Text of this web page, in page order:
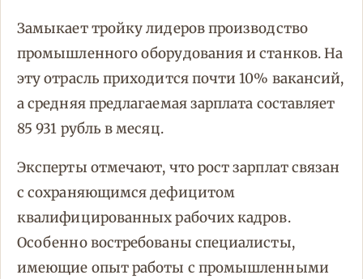
Замыкает тройку лидеров производство
промышленного оборудования и станков. На
эту отрасль приходится почти 10% вакансий,
а средняя предлагаемая зарплата составляет
85 931 рубль в месяц.
Эксперты отмечают, что рост зарплат связан
с сохраняющимся дефицитом
квалифицированных рабочих кадров.
Особенно востребованы специалисты,
имеющие опыт работы с промышленными